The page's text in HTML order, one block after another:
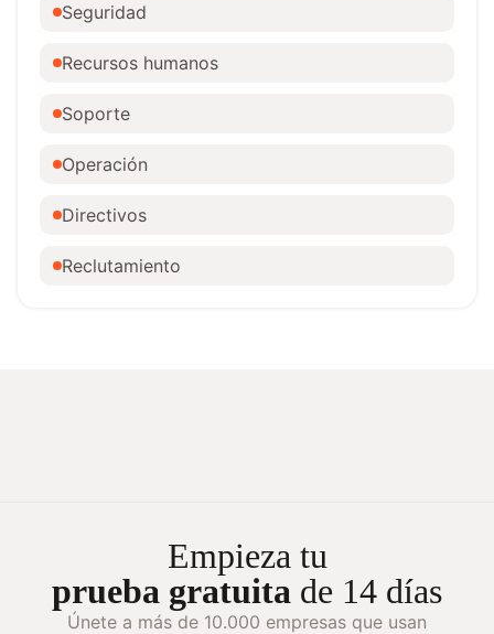
Seguridad
Recursos humanos
Soporte
Operación
Directivos
Reclutamiento
Empieza tu
prueba gratuita de 14 días
Únete a más de 10.000 empresas que usan